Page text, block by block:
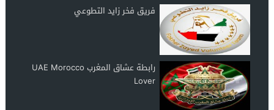
فريق فخر زايد التطوعي
رابطة عشاق المغرب UAE Morocco
Lover